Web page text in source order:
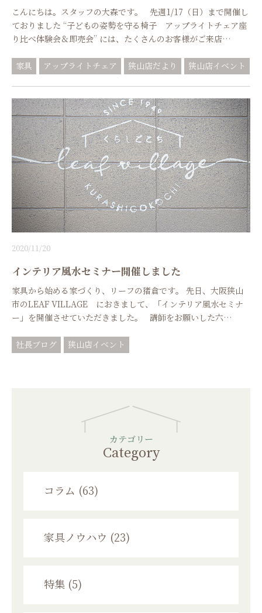
こんにちは。スタッフの大森です。 先週1/17（日）まで開催し
ておりました “子どもの姿勢を守る椅子 アップライトチェア座
り比べ体験会＆即売会” には、たくさんのお客様がご来店…
家具 アップライトチェア 狭山店だより 狭山店イベント
2020/11/20
インテリア風水セミナー開催しました
家具から始める家づくり、リーフの猪倉です。 先日、大阪狭山
市のLEAF VILLAGE におきまして、「インテリア風水セミナ
ー」を開催させていただきました。 講師をお願いした六…
社長ブログ 狭山店イベント
カテゴリー
Category
コラム (63)
家具ノウハウ (23)
特集 (5)